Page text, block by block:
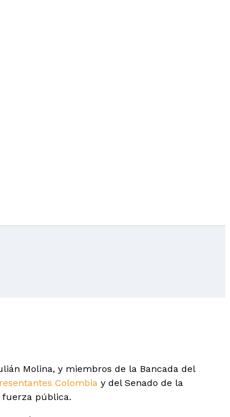
Molina, y miembros de la Bancada del
Colombia y del Senado de la
fuerza pública.